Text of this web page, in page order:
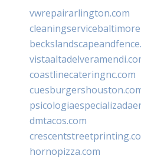
vwrepairarlington.com
coastlinecateringnc.com
dmtacos.com
hornopizza.com